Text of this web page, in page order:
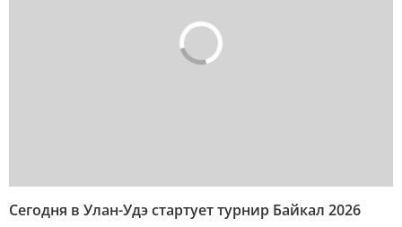
Сегодня в Улан-Удэ стартует турнир Байкал 2026